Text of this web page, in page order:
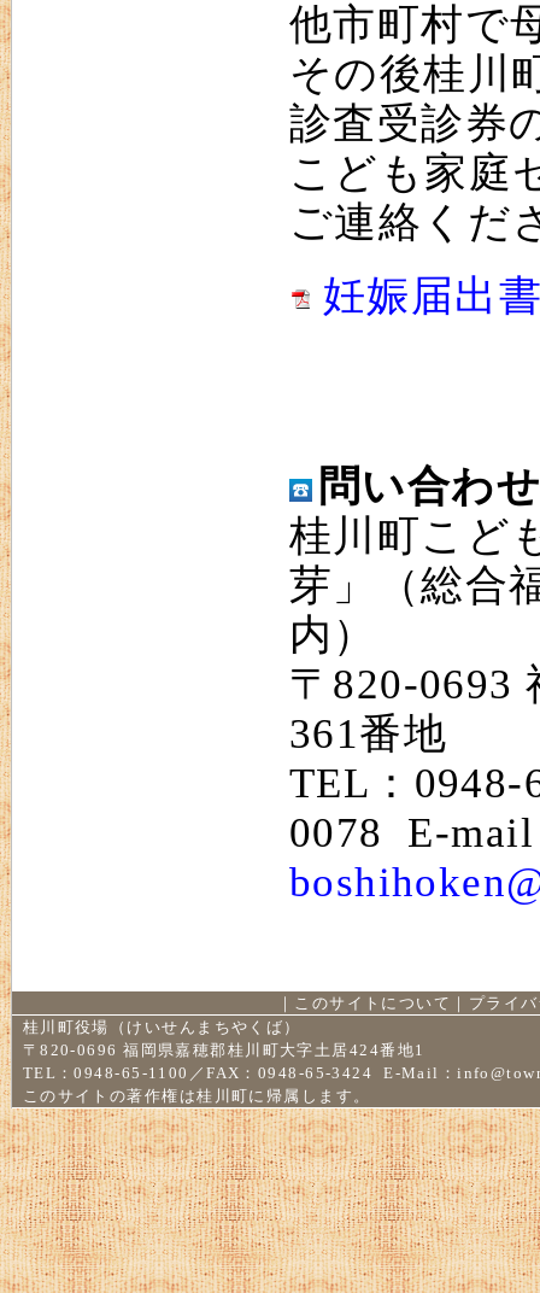
他市町村で
その後桂川
診査受診券
こども家庭
ご連絡くだ
妊娠届出
問い合わ
桂川町こど
芽」（総合
内）
〒820-0693
361番地
TEL：0948-
0078 E-
｜ このサイトについて ｜ プライ
桂川町役場（けいせんまちやくば）
〒820-0696 福岡県嘉穂郡桂川町大字土居424番地1
TEL：0948-65-1100／FAX：0948-65-3424 E-Mail：
このサイトの著作権は桂川町に帰属します。